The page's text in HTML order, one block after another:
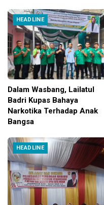
HEADLINE
Dalam Wasbang, Lailatul
Badri Kupas Bahaya
Narkotika Terhadap Anak
Bangsa
HEADLINE